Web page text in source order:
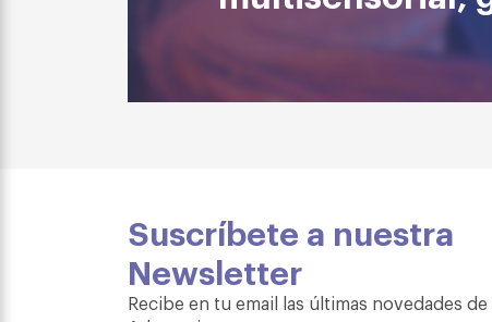
Suscríbete a nuestra
Newsletter
Recibe en tu email las últimas novedades de